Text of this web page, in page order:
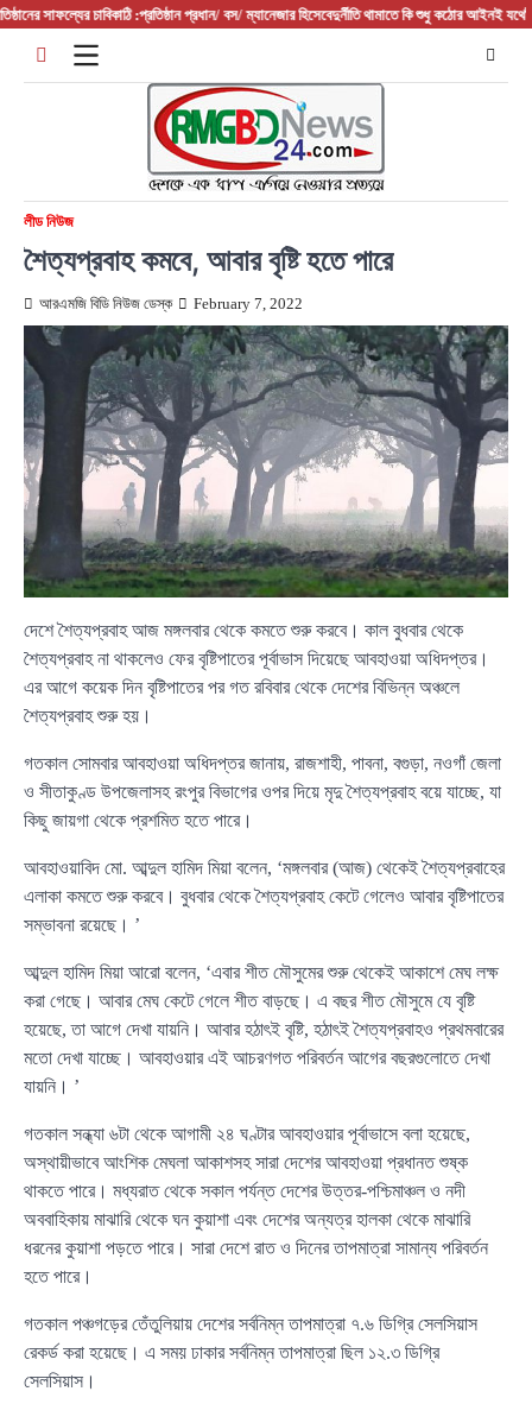
Skip চাবিকাঠি :প্রতিষ্ঠান প্রধান/ বস/ ম্যানেজার হিসেবেদুর্নীতি থামাতে কি শুধু কঠোর আইনই যথেষ্ট?
লীড নিউজ
শৈত্যপ্রবাহ কমবে, আবার বৃষ্টি হতে পারে
আরএমজি বিডি নিউজ ডেস্ক February 7, 2022
দেশে শৈত্যপ্রবাহ আজ মঙ্গলবার থেকে কমতে শুরু করবে। কাল বুধবার থেকে
শৈত্যপ্রবাহ না থাকলেও ফের বৃষ্টিপাতের পূর্বাভাস দিয়েছে আবহাওয়া অধিদপ্তর।
এর আগে কয়েক দিন বৃষ্টিপাতের পর গত রবিবার থেকে দেশের বিভিন্ন অঞ্চলে
শৈত্যপ্রবাহ শুরু হয়।
গতকাল সোমবার আবহাওয়া অধিদপ্তর জানায়, রাজশাহী, পাবনা, বগুড়া, নওগাঁ জেলা
ও সীতাকুণ্ড উপজেলাসহ রংপুর বিভাগের ওপর দিয়ে মৃদু শৈত্যপ্রবাহ বয়ে যাচ্ছে, যা
কিছু জায়গা থেকে প্রশমিত হতে পারে।
আবহাওয়াবিদ মো. আব্দুল হামিদ মিয়া বলেন, ‘মঙ্গলবার (আজ) থেকেই শৈত্যপ্রবাহের
এলাকা কমতে শুরু করবে। বুধবার থেকে শৈত্যপ্রবাহ কেটে গেলেও আবার বৃষ্টিপাতের
সম্ভাবনা রয়েছে। ’
আব্দুল হামিদ মিয়া আরো বলেন, ‘এবার শীত মৌসুমের শুরু থেকেই আকাশে মেঘ লক্ষ
করা গেছে। আবার মেঘ কেটে গেলে শীত বাড়ছে। এ বছর শীত মৌসুমে যে বৃষ্টি
হয়েছে, তা আগে দেখা যায়নি। আবার হঠাৎই বৃষ্টি, হঠাৎই শৈত্যপ্রবাহও প্রথমবারের
মতো দেখা যাচ্ছে। আবহাওয়ার এই আচরণগত পরিবর্তন আগের বছরগুলোতে দেখা
যায়নি। ’
গতকাল সন্ধ্যা ৬টা থেকে আগামী ২৪ ঘণ্টার আবহাওয়ার পূর্বাভাসে বলা হয়েছে,
অস্থায়ীভাবে আংশিক মেঘলা আকাশসহ সারা দেশের আবহাওয়া প্রধানত শুষ্ক
থাকতে পারে। মধ্যরাত থেকে সকাল পর্যন্ত দেশের উত্তর-পশ্চিমাঞ্চল ও নদী
অববাহিকায় মাঝারি থেকে ঘন কুয়াশা এবং দেশের অন্যত্র হালকা থেকে মাঝারি
ধরনের কুয়াশা পড়তে পারে। সারা দেশে রাত ও দিনের তাপমাত্রা সামান্য পরিবর্তন
হতে পারে।
গতকাল পঞ্চগড়ের তেঁতুলিয়ায় দেশের সর্বনিম্ন তাপমাত্রা ৭.৬ ডিগ্রি সেলসিয়াস
রেকর্ড করা হয়েছে। এ সময় ঢাকার সর্বনিম্ন তাপমাত্রা ছিল ১২.৩ ডিগ্রি
সেলসিয়াস।